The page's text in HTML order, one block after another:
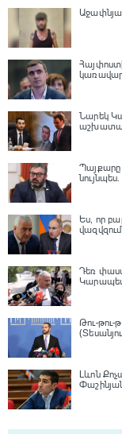
Նարեկ
Պայքարը
Ես, որ
Դեռ
Թու-թու-
Լևոն